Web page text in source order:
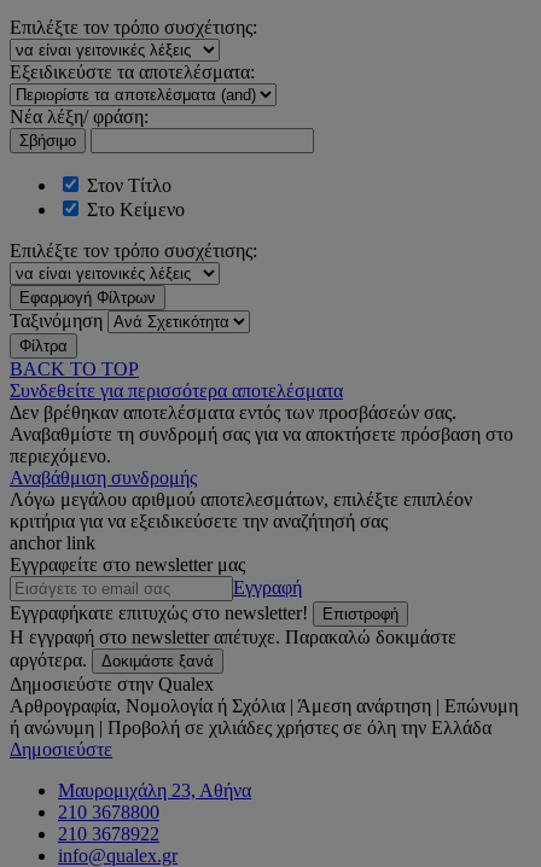
Επιλέξτε τον τρόπο συσχέτισης:
Εξειδικεύστε τα αποτελέσματα:
Νέα λέξη/ φράση:
Σβήσιμο
Στον Τίτλο
Στο Κείμενο
Επιλέξτε τον τρόπο συσχέτισης:
Εφαρμογή Φίλτρων
Ταξινόμηση
Φίλτρα
BACK TO TOP
Συνδεθείτε για περισσότερα αποτελέσματα
Δεν βρέθηκαν αποτελέσματα εντός των προσβάσεών σας.
Αναβαθμίστε τη συνδρομή σας για να αποκτήσετε πρόσβαση στο
περιεχόμενο.
Αναβάθμιση συνδρομής
Λόγω μεγάλου αριθμού αποτελεσμάτων, επιλέξτε επιπλέον
κριτήρια για να εξειδικεύσετε την αναζήτησή σας
anchor link
Εγγραφείτε στο newsletter μας
Εγγραφή
Εγγραφήκατε επιτυχώς στο newsletter!
Επιστροφή
Η εγγραφή στο newsletter απέτυχε. Παρακαλώ δοκιμάστε
αργότερα.
Δοκιμάστε ξανά
Δημοσιεύστε στην Qualex
Αρθρογραφία, Νομολογία ή Σχόλια | Άμεση ανάρτηση | Επώνυμη
ή ανώνυμη | Προβολή σε χιλιάδες χρήστες σε όλη την Ελλάδα
Δημοσιεύστε
Μαυρομιχάλη 23, Αθήνα
210 3678800
210 3678922
info@qualex.gr